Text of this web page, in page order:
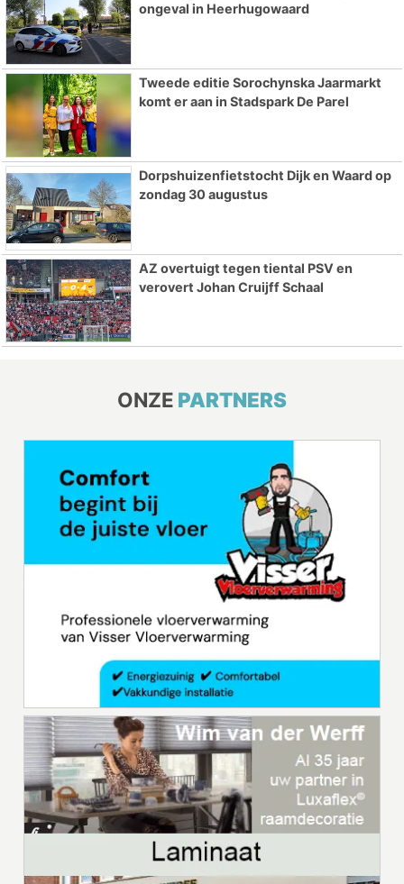
ongeval in Heerhugowaard
Tweede editie Sorochynska Jaarmarkt
komt er aan in Stadspark De Parel
Dorpshuizenfietstocht Dijk en Waard op
zondag 30 augustus
AZ overtuigt tegen tiental PSV en
verovert Johan Cruijff Schaal
ONZE PARTNERS